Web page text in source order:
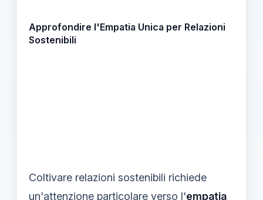
Approfondire l'Empatia Unica per Relazioni
Sostenibili
Coltivare relazioni sostenibili richiede
un'attenzione particolare verso l'empatia